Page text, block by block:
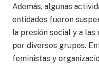
Además, algunas
entidades fueron
la presión social y a las
por diversos grupos.
feministas y